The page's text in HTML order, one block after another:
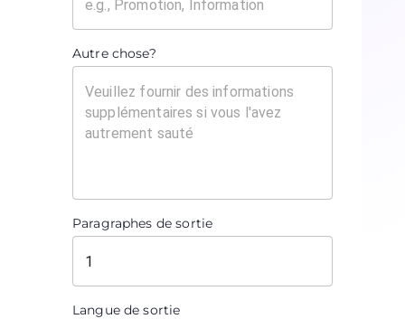
Autre chose?
Paragraphes de sortie
Langue de sortie